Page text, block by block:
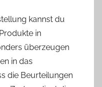
kannst du
in
überzeugen
in das
die Beurteilungen